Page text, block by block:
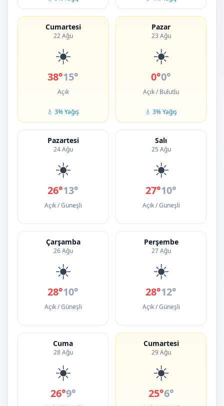
Cumartesi
22 Ağu
☀️
38°15°
Açık
💧 3% Yağış
Pazar
23 Ağu
☀️
0°0°
Açık / Bulutlu
💧 3% Yağış
Pazartesi
24 Ağu
☀️
26°13°
Açık / Güneşli
Salı
25 Ağu
☀️
27°10°
Açık / Güneşli
Çarşamba
26 Ağu
☀️
28°10°
Açık / Güneşli
Perşembe
27 Ağu
☀️
28°12°
Açık / Güneşli
Cuma
28 Ağu
☀️
26°9°
Cumartesi
29 Ağu
☀️
25°6°